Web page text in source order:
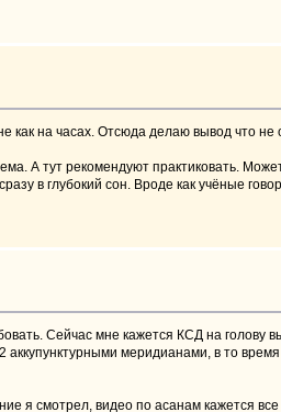
как на часах. Отсюда делаю вывод что не
А тут рекомендуют практиковать.
в глубокий сон. Вроде как учёные
Сейчас мне кажется КСД на голову
аккупунктурными меридианами, в то
я смотрел, видео по асанам кажется